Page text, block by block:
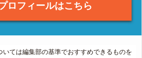
ロフィールはこちら
ては編集部の基準でおすすめできるものを